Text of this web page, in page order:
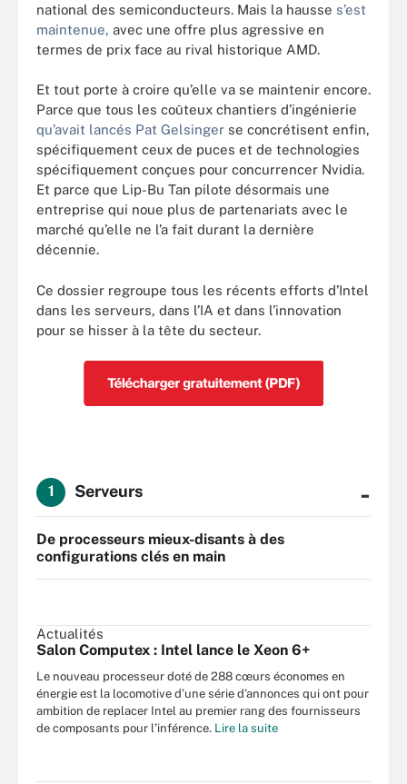
national des semiconducteurs. Mais la hausse s’est
maintenue, avec une offre plus agressive en
termes de prix face au rival historique AMD.
Et tout porte à croire qu’elle va se maintenir encore.
Parce que tous les coûteux chantiers d’ingénierie
qu’avait lancés Pat Gelsinger se concrétisent enfin,
spécifiquement ceux de puces et de technologies
spécifiquement conçues pour concurrencer Nvidia.
Et parce que Lip-Bu Tan pilote désormais une
entreprise qui noue plus de partenariats avec le
marché qu’elle ne l’a fait durant la dernière
décennie.
Ce dossier regroupe tous les récents efforts d’Intel
dans les serveurs, dans l’IA et dans l’innovation
pour se hisser à la tête du secteur.
1 Serveurs -
De processeurs mieux-disants à des
configurations clés en main
Actualités
Salon Computex : Intel lance le Xeon 6+
Le nouveau processeur doté de 288 cœurs économes en
énergie est la locomotive d’une série d’annonces qui ont pour
ambition de replacer Intel au premier rang des fournisseurs
de composants pour l’inférence. Lire la suite